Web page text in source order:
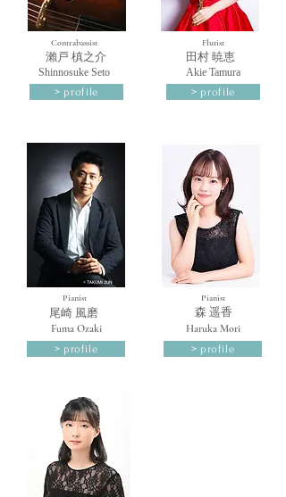
Contrabassist
​瀨戸 槙之介
Shinnosuke Seto
> profile
Pianist
​尾崎 風磨
Fuma Ozaki
> profile
Flutist
​田村 暁恵
Akie Tamura
> profile
Pianist
​森 遥香
Haruka Mori
> profile